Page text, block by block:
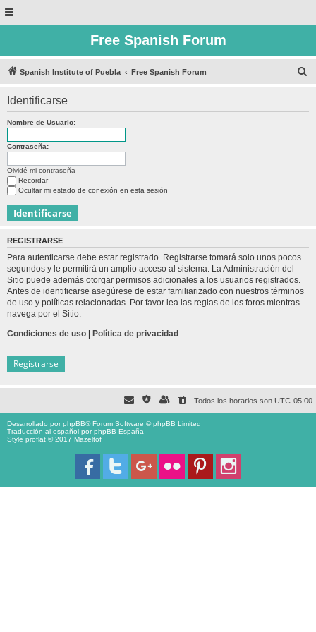
Free Spanish Forum
Spanish Institute of Puebla Free Spanish Forum
Identificarse
Nombre de Usuario:
Contraseña:
Olvidé mi contraseña
Recordar
Ocultar mi estado de conexión en esta sesión
REGISTRARSE
Para autenticarse debe estar registrado. Registrarse tomará solo unos pocos
segundos y le permitirá un amplio acceso al sistema. La Administración del
Sitio puede además otorgar permisos adicionales a los usuarios registrados.
Antes de identificarse asegúrese de estar familiarizado con nuestros términos
de uso y políticas relacionadas. Por favor lea las reglas de los foros mientras
navega por el Sitio.
Condiciones de uso | Política de privacidad
Registrarse
Todos los horarios son UTC-05:00
Desarrollado porphpBB® Forum Software © phpBB Limited
Traducción al español porphpBB España
Style proflat © 2017 Mazeltof